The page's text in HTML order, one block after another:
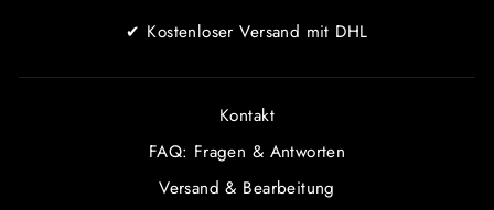
✔ Kostenloser Versand mit DHL
Kontakt
FAQ: Fragen & Antworten
Versand & Bearbeitung